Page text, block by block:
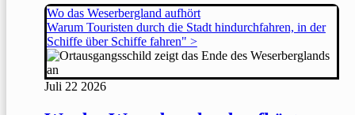
Wo das Weserbergland aufhört
Warum Touristen durch die Stadt hindurchfahren, in der
Schiffe über Schiffe fahren" >
Juli 22 2026